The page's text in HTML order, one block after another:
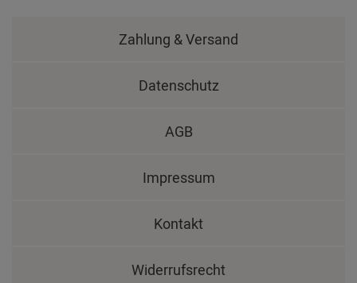
Zahlung & Versand
Datenschutz
AGB
Impressum
Kontakt
Widerrufsrecht